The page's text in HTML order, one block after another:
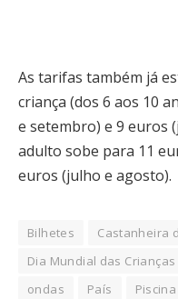
As tarifas também já
criança (dos 6 aos 10
e setembro) e 9 euros
adulto sobe para 11
euros (julho e agosto).
Bilhetes
Castanheira
Dia Mundial das Crianças
ondas
País Piscina